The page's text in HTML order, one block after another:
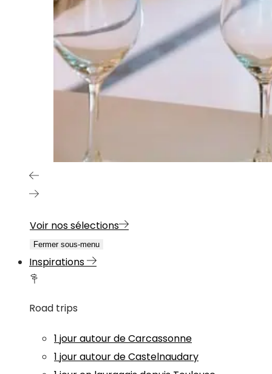
Voir nos sélections
Fermer sous-menu
Inspirations
Road trips
1 jour autour de Carcassonne
1 jour autour de Castelnaudary